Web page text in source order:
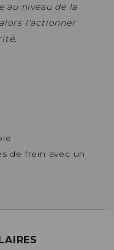
au niveau de la
l'actionner
de frein avec un